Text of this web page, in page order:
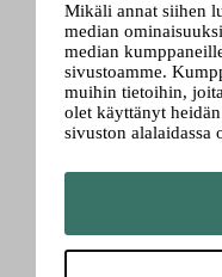
Mikäli annat siihen
median
median
sivustoamme.
muihin tietoihin,
olet käyttänyt
sivuston alalaidassa